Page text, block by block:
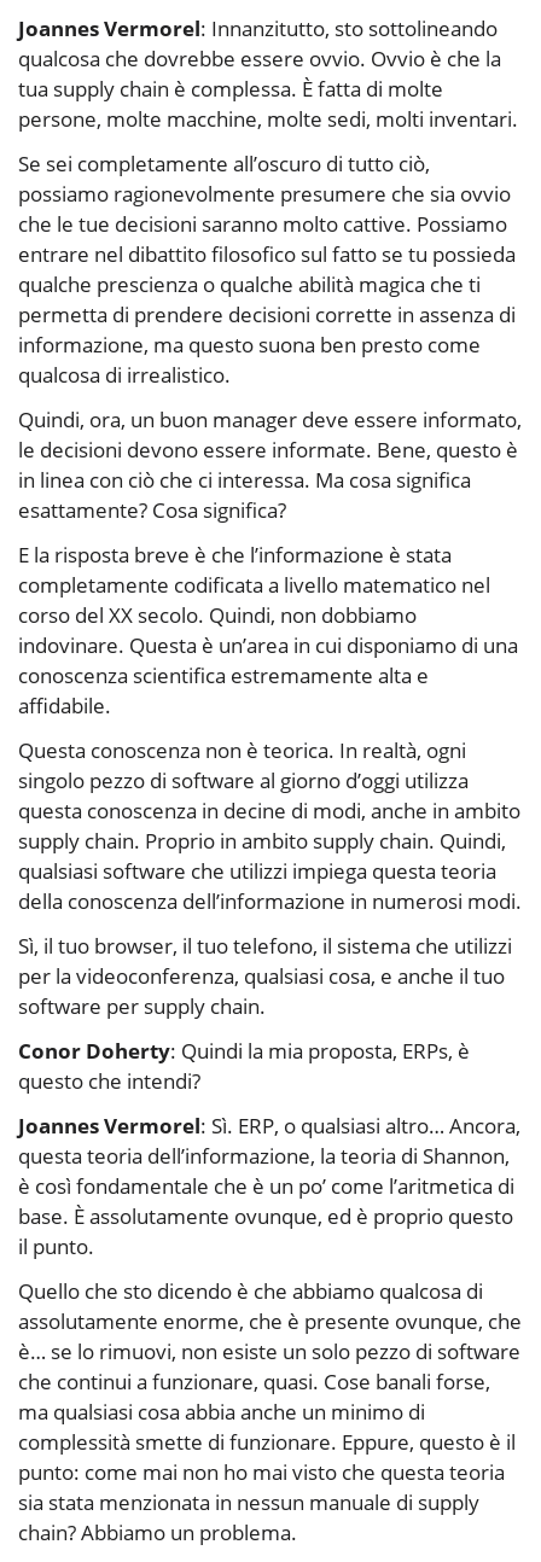
Joannes Vermorel: Innanzitutto, sto sottolineando
qualcosa che dovrebbe essere ovvio. Ovvio è che la
tua supply chain è complessa. È fatta di molte
persone, molte macchine, molte sedi, molti inventari.
Se sei completamente all’oscuro di tutto ciò,
possiamo ragionevolmente presumere che sia ovvio
che le tue decisioni saranno molto cattive. Possiamo
entrare nel dibattito filosofico sul fatto se tu possieda
qualche prescienza o qualche abilità magica che ti
permetta di prendere decisioni corrette in assenza di
informazione, ma questo suona ben presto come
qualcosa di irrealistico.
Quindi, ora, un buon manager deve essere informato,
le decisioni devono essere informate. Bene, questo è
in linea con ciò che ci interessa. Ma cosa significa
esattamente? Cosa significa?
E la risposta breve è che l’informazione è stata
completamente codificata a livello matematico nel
corso del XX secolo. Quindi, non dobbiamo
indovinare. Questa è un’area in cui disponiamo di una
conoscenza scientifica estremamente alta e
affidabile.
Questa conoscenza non è teorica. In realtà, ogni
singolo pezzo di software al giorno d’oggi utilizza
questa conoscenza in decine di modi, anche in ambito
supply chain. Proprio in ambito supply chain. Quindi,
qualsiasi software che utilizzi impiega questa teoria
della conoscenza dell’informazione in numerosi modi.
Sì, il tuo browser, il tuo telefono, il sistema che utilizzi
per la videoconferenza, qualsiasi cosa, e anche il tuo
software per supply chain.
Conor Doherty: Quindi la mia proposta, ERPs, è
questo che intendi?
Joannes Vermorel: Sì. ERP, o qualsiasi altro… Ancora,
questa teoria dell’informazione, la teoria di Shannon,
è così fondamentale che è un po’ come l’aritmetica di
base. È assolutamente ovunque, ed è proprio questo
il punto.
Quello che sto dicendo è che abbiamo qualcosa di
assolutamente enorme, che è presente ovunque, che
è… se lo rimuovi, non esiste un solo pezzo di software
che continui a funzionare, quasi. Cose banali forse,
ma qualsiasi cosa abbia anche un minimo di
complessità smette di funzionare. Eppure, questo è il
punto: come mai non ho mai visto che questa teoria
sia stata menzionata in nessun manuale di supply
chain? Abbiamo un problema.